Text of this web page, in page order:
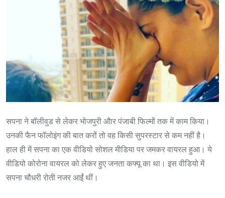
सपना ने बॉलीवुड से लेकर भोजपुरी औार पंजाबी फिल्मों तक में काम किया।
उनकी फैन फॉलोइंग की बात करों तो वह किसी सुपरस्टार से कम नहीं है।
हाल ही में सपना का एक वीडियो सोशल मीडिया पर जमकर वायरल हुआ। ये
वीडियो कोरोना वायरल को लेकर हुए जनता कफ्यू का था। इस वीडियो में
सपना चौधरी रोती नजर आईं थीं।